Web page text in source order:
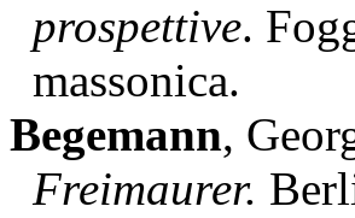
prospettive.
massonica.
Begemann,
Freimaurer.